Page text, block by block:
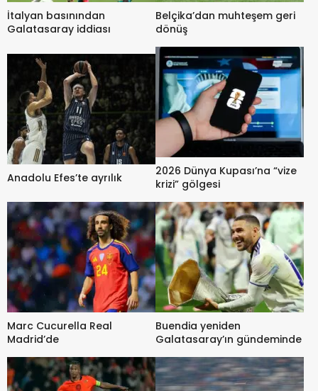
İtalyan basınından
Galatasaray iddiası
Belçika’dan muhteşem geri
dönüş
Anadolu Efes’te ayrılık
2026 Dünya Kupası’na “vize
krizi” gölgesi
Marc Cucurella Real
Madrid’de
Buendia yeniden
Galatasaray’ın gündeminde